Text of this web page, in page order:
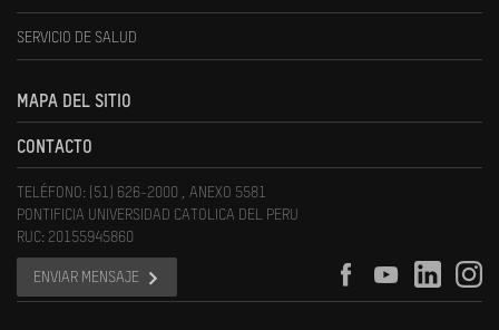
SERVICIO DE SALUD
MAPA DEL SITIO
CONTACTO
TELÉFONO: (51) 626-2000 , ANEXO 5581
PONTIFICIA UNIVERSIDAD CATOLICA DEL PERU
RUC: 20155945860
ENVIAR MENSAJE